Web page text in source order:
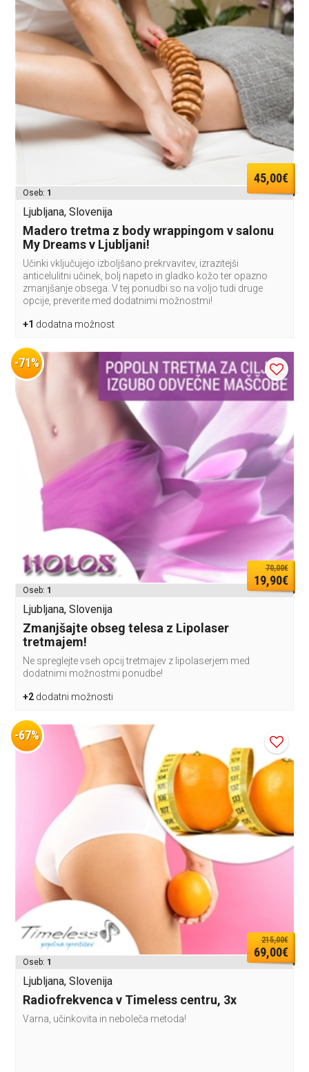
45,00€
Oseb: 1
Ljubljana, Slovenija
Madero tretma z body wrappingom v salonu
My Dreams v Ljubljani!
Učinki vključujejo izboljšano prekrvavitev, izrazitejši
anticelulitni učinek, bolj napeto in gladko kožo ter opazno
zmanjšanje obsega. V tej ponudbi so na voljo tudi druge
opcije, preverite med dodatnimi možnostmi!
+1 dodatna možnost
-71%
70,00€
19,90€
Oseb: 1
Ljubljana, Slovenija
Zmanjšajte obseg telesa z Lipolaser
tretmajem!
Ne spreglejte vseh opcij tretmajev z lipolaserjem med
dodatnimi možnostmi ponudbe!
+2 dodatni možnosti
-67%
215,00€
69,00€
Oseb: 1
Ljubljana, Slovenija
Radiofrekvenca v Timeless centru, 3x
Varna, učinkovita in neboleča metoda!